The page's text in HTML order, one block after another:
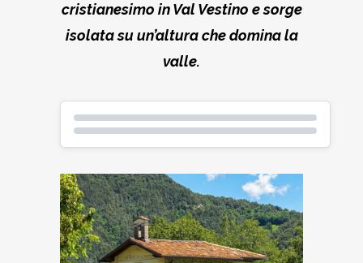
cristianesimo in Val Vestino e sorge
isolata su un’altura che domina la
valle.